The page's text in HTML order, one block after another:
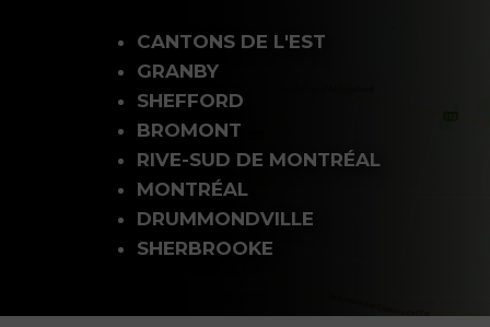
CANTONS DE L'EST
GRANBY
SHEFFORD
BROMONT
RIVE-SUD DE MONTRÉAL
MONTRÉAL
DRUMMONDVILLE
SHERBROOKE